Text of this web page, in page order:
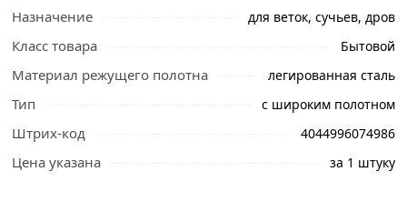
свяжутся с Вами для согласования условий доставки
или самовывоза.
Ножовка по дереву СИБРТЕХ Зубец, 500 мм 23815 -
незаменимый ручной инструмент при работе с
деревянными строительными и отделочными
материалами. Также ее можно использовать на дачном
участке для обрезки сухи ветвей или заготовки дров.
Назначение для веток, сучьев, дров
Класс товара Бытовой
Материал режущего полотна легированная сталь
Тип с широким полотном
Штрих-код 4044996074986
Цена указана за 1 штуку